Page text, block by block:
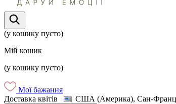
(у кошику пусто)
Мій кошик
(у кошику пусто)
Мої бажання
Доставка квітів
США (Америка), Сан-